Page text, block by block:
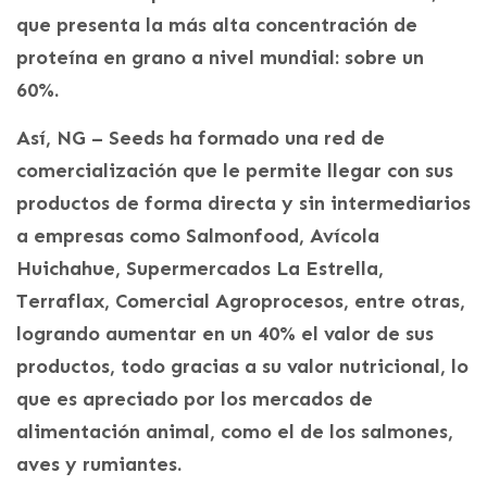
que presenta la más alta concentración de
proteína en grano a nivel mundial: sobre un
60%.
Así, NG – Seeds ha formado una red de
comercialización que le permite llegar con sus
productos de forma directa y sin intermediarios
a empresas como Salmonfood, Avícola
Huichahue, Supermercados La Estrella,
Terraflax, Comercial Agroprocesos, entre otras,
logrando aumentar en un 40% el valor de sus
productos, todo gracias a su valor nutricional, lo
que es apreciado por los mercados de
alimentación animal, como el de los salmones,
aves y rumiantes.